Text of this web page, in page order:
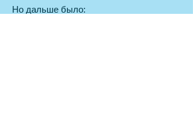
Но дальше было: